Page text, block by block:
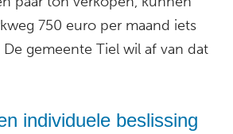
750 euro per maand iets
De gemeente Tiel wil af van dat
individuele beslissing